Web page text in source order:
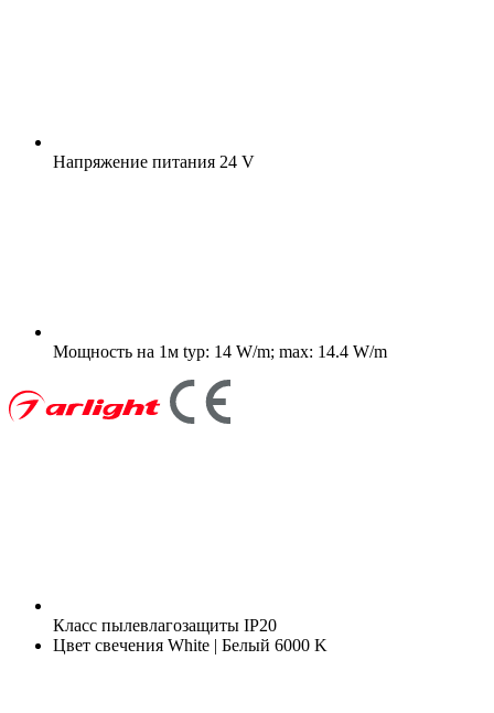
Напряжение питания 24 V
Мощность на 1м typ: 14 W/m; max: 14.4 W/m
Класс пылевлагозащиты IP20
Цвет свечения White | Белый 6000 K